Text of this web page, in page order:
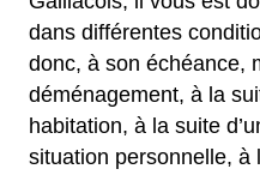
dans différentes
donc, à son échéance,
déménagement, à la
habitation, à la suite
situation personnelle, à